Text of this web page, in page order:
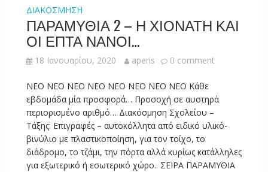
ΔΙΑΚΟΣΜΗΣΗ
ΠΑΡΑΜΥΘΙΑ 2 – Η ΧΙΟΝΑΤΗ ΚΑΙ
ΟΙ ΕΠΤΑ ΝΑΝΟΙ…
18 Ιανουαρίου, 2020 aperis 0 comment
NEO NEO NEO NEO NEO NEO NEO NEO Κάθε
εβδομάδα μία προσφορά… Προσοχή σε αυστηρά
περιορισμένο αριθμό… Διακόσμηση Σχολείου –
Τάξης: Επιγραφές – αυτοκόλλητα από ειδικό υλικό-
βινύλιο με πλαστικοποίηση, για τον τοίχο, το
διάδρομο, το τζάμι, την πόρτα αλλά κυρίως κατάλληλες
για εξωτερικό ή εσωτερικό χώρο.. ΣΕΙΡΑ ΠΑΡΑΜΥΘΙΑ